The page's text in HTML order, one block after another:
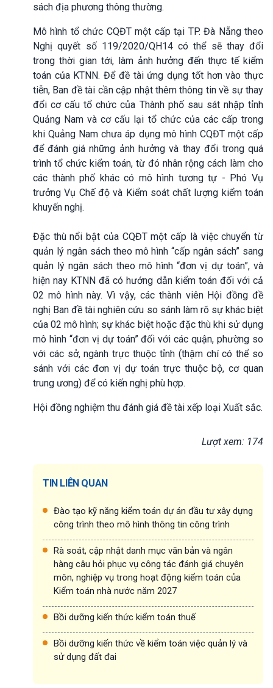
sách địa phương thông thường.
Mô hình tổ chức CQĐT một cấp tại TP. Đà Nẵng theo
Nghị quyết số 119/2020/QH14 có thể sẽ thay đổi
trong thời gian tới, làm ảnh hưởng đến thực tế kiểm
toán của KTNN. Để đề tài ứng dụng tốt hơn vào thực
tiễn, Ban đề tài cần cập nhật thêm thông tin về sự thay
đổi cơ cấu tổ chức của Thành phố sau sát nhập tỉnh
Quảng Nam và cơ cấu lại tổ chức của các cấp trong
khi Quảng Nam chưa áp dụng mô hình CQĐT một cấp
để đánh giá những ảnh hưởng và thay đổi trong quá
trình tổ chức kiểm toán, từ đó nhân rộng cách làm cho
các thành phố khác có mô hình tương tự - Phó Vụ
trưởng Vụ Chế độ và Kiểm soát chất lượng kiểm toán
khuyến nghị.
Đặc thù nổi bật của CQĐT một cấp là việc chuyển từ
quản lý ngân sách theo mô hình “cấp ngân sách” sang
quản lý ngân sách theo mô hình “đơn vị dự toán”, và
hiện nay KTNN đã có hướng dẫn kiểm toán đối với cả
02 mô hình này. Vì vậy, các thành viên Hội đồng đề
nghị Ban đề tài nghiên cứu so sánh làm rõ sự khác biệt
của 02 mô hình; sự khác biệt hoặc đặc thù khi sử dụng
mô hình “đơn vị dự toán” đối với các quận, phường so
với các sở, ngành trực thuộc tỉnh (thậm chí có thể so
sánh với các đơn vị dự toán trực thuộc bộ, cơ quan
trung ương) để có kiến nghị phù hợp.
Hội đồng nghiệm thu đánh giá đề tài xếp loại Xuất sắc.
Lượt xem: 174
TIN LIÊN QUAN
Đào tạo kỹ năng kiểm toán dự án đầu tư xây dựng
công trình theo mô hình thông tin công trình
Rà soát, cập nhật danh mục văn bản và ngân
hàng câu hỏi phục vụ công tác đánh giá chuyên
môn, nghiệp vụ trong hoạt động kiểm toán của
Kiểm toán nhà nước năm 2027
Bồi dưỡng kiến thức kiểm toán thuế
Bồi dưỡng kiến thức về kiểm toán việc quản lý và
sử dụng đất đai